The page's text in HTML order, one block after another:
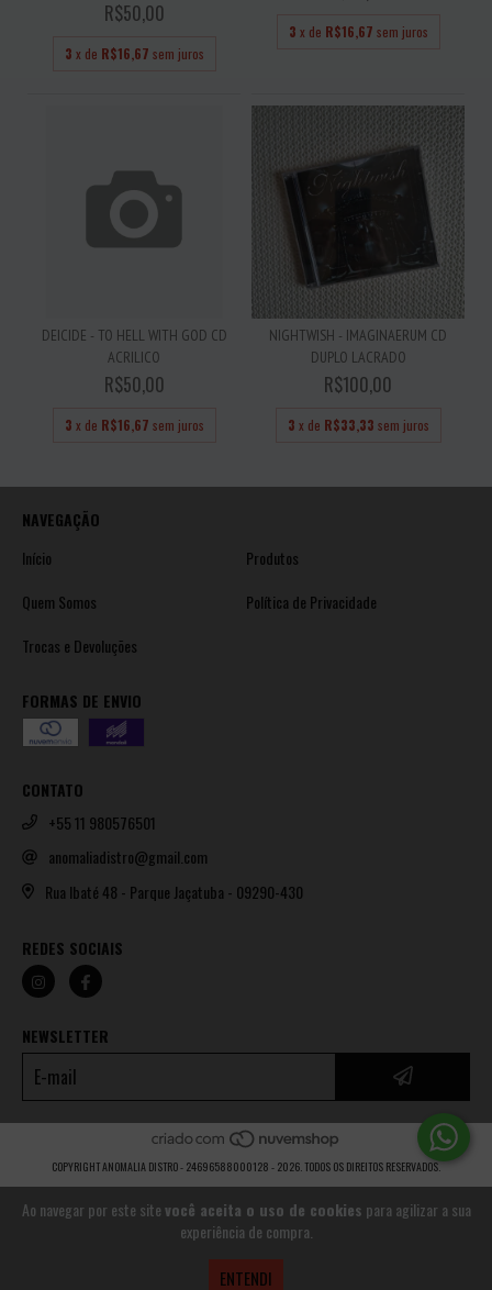
Ao navegar por este sitevocê aceita o uso de cookies para agilizar a sua
experiência de compra.
ENTENDI
R$50,00
3 x de R$16,67 sem juros
3 x de R$16,67 sem juros
DEICIDE - TO HELL WITH GOD CD
ACRILICO
R$50,00
3 x de R$16,67 sem juros
NIGHTWISH - IMAGINAERUM CD
DUPLO LACRADO
R$100,00
3 x de R$33,33 sem juros
NAVEGAÇÃO
Início
Produtos
Quem Somos
Política de Privacidade
Trocas e Devoluções
FORMAS DE ENVIO
CONTATO
+55 11 980576501
anomaliadistro@gmail.com
Rua Ibaté 48 - Parque Jaçatuba - 09290-430
REDES SOCIAIS
NEWSLETTER
COPYRIGHT ANOMALIA DISTRO - 24696588000128 - 2026. TODOS OS DIREITOS RESERVADOS.